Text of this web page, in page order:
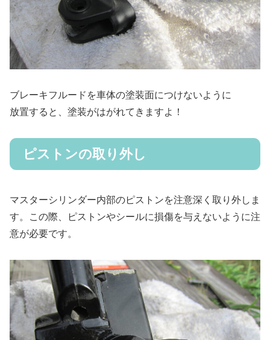
ブレーキフルードを車体の塗装面につけないように
放置すると、塗装がはがれてきますよ！
ピストンの取り外し
マスターシリンダー内部のピストンを注意深く取り外しま
す。この際、ピストンやシールに損傷を与えないように注
意が必要です。